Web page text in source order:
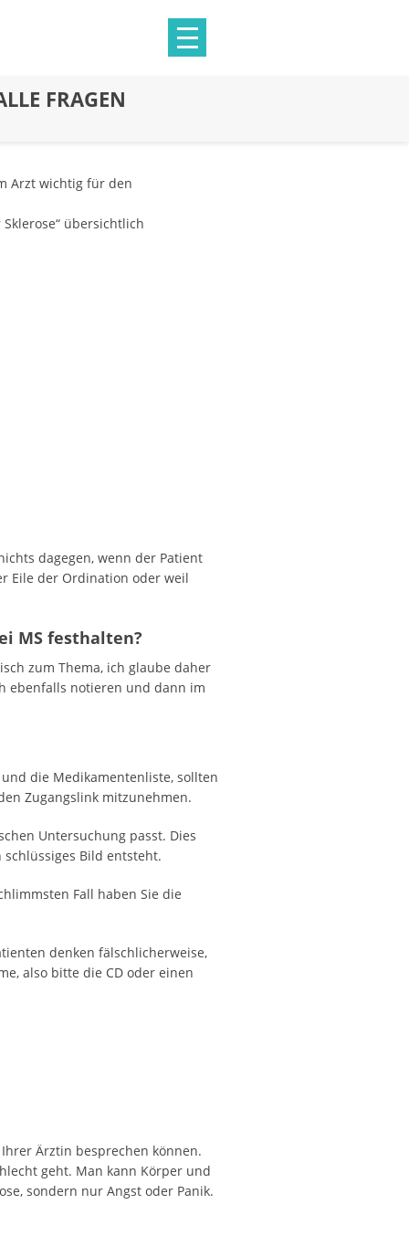
FRAGEN
Arzt wichtig für den
übersichtlich
dagegen, wenn der Patient
Eile der Ordination oder weil
MS festhalten?
zum Thema, ich glaube daher
ebenfalls notieren und dann im
die Medikamentenliste, sollten
Zugangslink mitzunehmen.
Untersuchung passt. Dies
Bild entsteht.
Fall haben Sie die
denken fälschlicherweise,
also bitte die CD oder einen
Ärztin besprechen können.
geht. Man kann Körper und
sondern nur Angst oder Panik.